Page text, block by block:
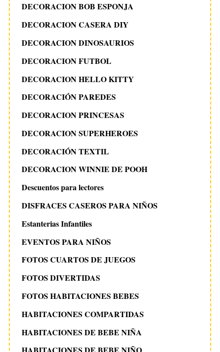
DECORACION BOB ESPONJA
DECORACION CASERA DIY
DECORACION DINOSAURIOS
DECORACION FUTBOL
DECORACION HELLO KITTY
DECORACIÓN PAREDES
DECORACION PRINCESAS
DECORACION SUPERHEROES
DECORACIÓN TEXTIL
DECORACION WINNIE DE POOH
Descuentos para lectores
DISFRACES CASEROS PARA NIÑOS
Estanterias Infantiles
EVENTOS PARA NIÑOS
FOTOS CUARTOS DE JUEGOS
FOTOS DIVERTIDAS
FOTOS HABITACIONES BEBES
HABITACIONES COMPARTIDAS
HABITACIONES DE BEBE NIÑA